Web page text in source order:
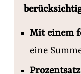
Mit einem
eine